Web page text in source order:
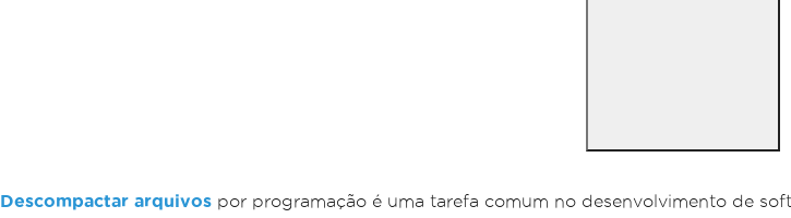
Descompactar arquivos por programação é uma tarefa comum no desenvolvimento de